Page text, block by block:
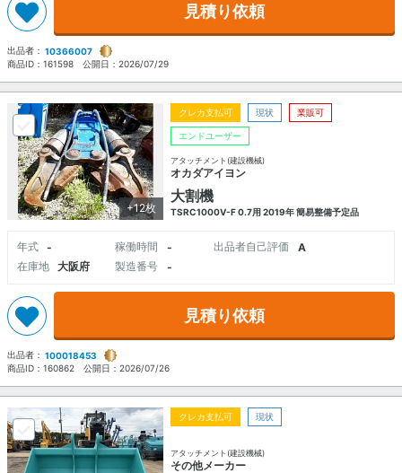
見積り依頼
出品者： 10366007
商品ID： 161598 公開日： 2026/07/29
+12枚
クレカ支払可 現状 業販可
エンドユーザー
アタッチメント(建設機械)
オカダアイヨン
大割機
TSRC1000V-F 0.7用 2019年 簡易整備予定品
年式 - 稼働時間 - 出品者自己評価
A
在庫地
大阪府 製造番号 -
見積り依頼
出品者： 100018453
商品ID： 160862 公開日： 2026/07/26
クレカ支払可 現状
アタッチメント(建設機械)
その他メーカー